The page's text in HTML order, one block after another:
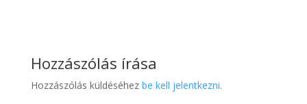
Hozzászólás írása
Hozzászólás küldéséhez be kell jelentkezni.